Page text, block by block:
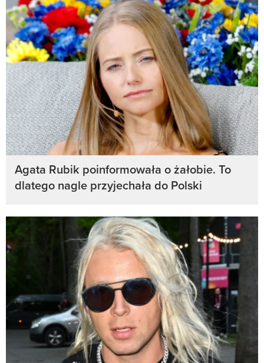
Agata Rubik poinformowała o żałobie. To
dlatego nagle przyjechała do Polski